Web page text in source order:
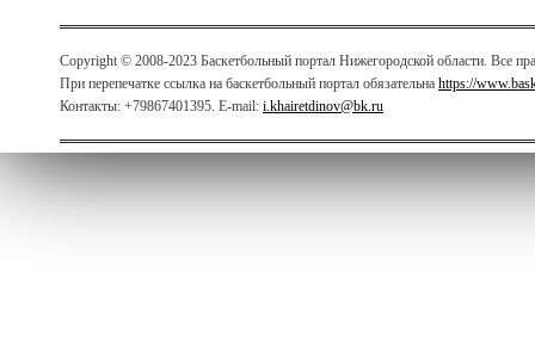
Copyright © 2008-2023 Баскетбольный портал Нижегородской области. Все
При перепечатке ссылка на баскетбольный портал обязательна https://
Контакты: +79867401395. E-mail: i.khairetdinov@bk.ru